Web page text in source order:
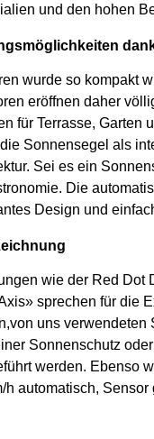
und den hohen
wurde so kompakt
eröffnen daher
für Terrasse, Garten
Sonnensegel als
Sei es ein
Die
Design und
wie der Red Dot
sprechen für die
uns verwendeten
Sonnenschutz
werden. Ebenso
automatisch, Sensor